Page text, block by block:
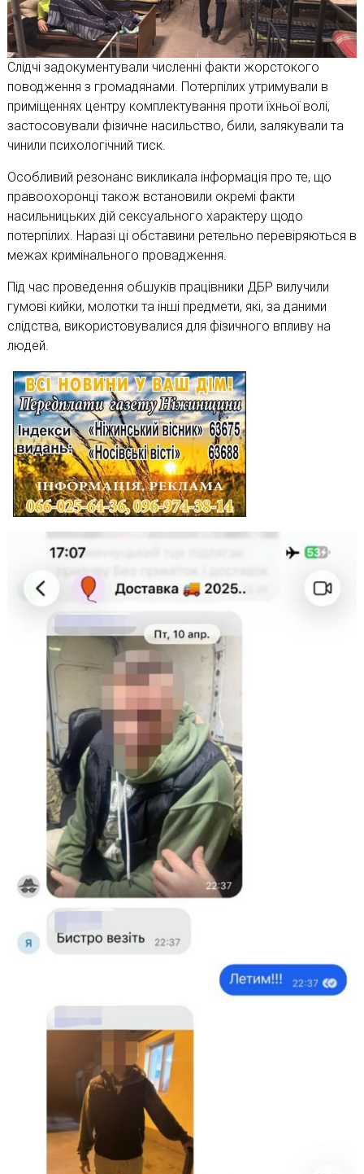
Слідчі задокументували численні факти жорстокого
поводження з громадянами. Потерпілих утримували в
приміщеннях центру комплектування проти їхньої волі,
застосовували фізичне насильство, били, залякували та
чинили психологічний тиск.
Особливий резонанс викликала інформація про те, що
правоохоронці також встановили окремі факти
насильницьких дій сексуального характеру щодо
потерпілих. Наразі ці обставини ретельно перевіряються в
межах кримінального провадження.
Під час проведення обшуків працівники ДБР вилучили
гумові кийки, молотки та інші предмети, які, за даними
слідства, використовувалися для фізичного впливу на
людей.